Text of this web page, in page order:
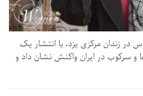
در زندان مرکزی یزد، با انتشار یک
و سرکوب در ایران واکنش نشان داد و